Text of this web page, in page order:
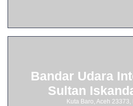
Bandar Udara
Sultan
Kuta Baro, Aceh